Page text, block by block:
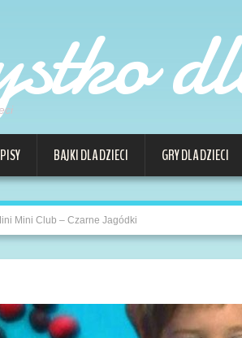
BAJKI DLA DZIECI GRY DLA DZIECI
Mini Club – Czarne Jagódki